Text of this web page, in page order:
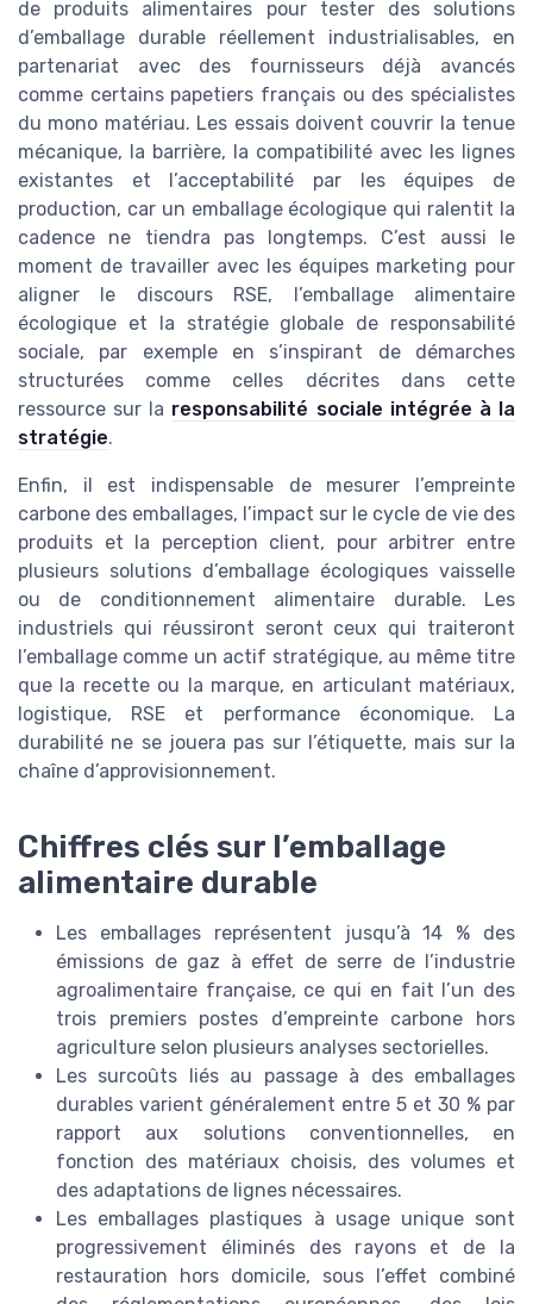
de produits alimentaires pour tester des solutions
d’emballage durable réellement industrialisables, en
partenariat avec des fournisseurs déjà avancés
comme certains papetiers français ou des spécialistes
du mono matériau. Les essais doivent couvrir la tenue
mécanique, la barrière, la compatibilité avec les lignes
existantes et l’acceptabilité par les équipes de
production, car un emballage écologique qui ralentit la
cadence ne tiendra pas longtemps. C’est aussi le
moment de travailler avec les équipes marketing pour
aligner le discours RSE, l’emballage alimentaire
écologique et la stratégie globale de responsabilité
sociale, par exemple en s’inspirant de démarches
structurées comme celles décrites dans cette
ressource sur la responsabilité sociale intégrée à la
stratégie.
Enfin, il est indispensable de mesurer l’empreinte
carbone des emballages, l’impact sur le cycle de vie des
produits et la perception client, pour arbitrer entre
plusieurs solutions d’emballage écologiques vaisselle
ou de conditionnement alimentaire durable. Les
industriels qui réussiront seront ceux qui traiteront
l’emballage comme un actif stratégique, au même titre
que la recette ou la marque, en articulant matériaux,
logistique, RSE et performance économique. La
durabilité ne se jouera pas sur l’étiquette, mais sur la
chaîne d’approvisionnement.
Chiffres clés sur l’emballage
alimentaire durable
Les emballages représentent jusqu’à 14 % des
émissions de gaz à effet de serre de l’industrie
agroalimentaire française, ce qui en fait l’un des
trois premiers postes d’empreinte carbone hors
agriculture selon plusieurs analyses sectorielles.
Les surcoûts liés au passage à des emballages
durables varient généralement entre 5 et 30 % par
rapport aux solutions conventionnelles, en
fonction des matériaux choisis, des volumes et
des adaptations de lignes nécessaires.
Les emballages plastiques à usage unique sont
progressivement éliminés des rayons et de la
restauration hors domicile, sous l’effet combiné